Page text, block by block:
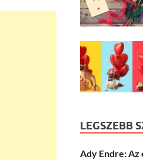
LEGSZEBB
Ady Endre: Az